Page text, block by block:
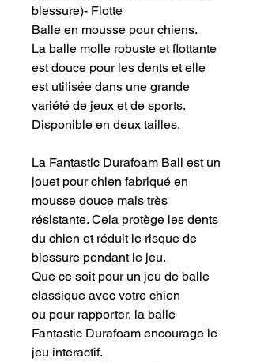
blessure)- Flotte
Balle en mousse pour chiens.
La balle molle robuste et flottante
est douce pour les dents et elle
est utilisée dans une grande
variété de jeux et de sports.
Disponible en deux tailles.
La Fantastic Durafoam Ball est un
jouet pour chien fabriqué en
mousse douce mais très
résistante. Cela protège les dents
du chien et réduit le risque de
blessure pendant le jeu.
Que ce soit pour un jeu de balle
classique avec votre chien
ou pour rapporter, la balle
Fantastic Durafoam encourage le
jeu interactif.